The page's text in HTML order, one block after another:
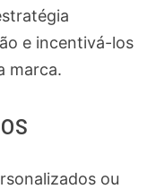
e incentivá-los
marca.
ou